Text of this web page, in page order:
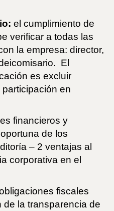
el cumplimiento de
verificar a todas las
la empresa: director,
El
es excluir
en
financieros y
de los
– 2 ventajas al
corporativa en el
fiscales
la transparencia de